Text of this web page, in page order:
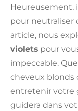
Heureusement,
pour neutraliser
article, nous
violets pour
impeccable.
cheveux blonds
entretenir votre
guidera dans